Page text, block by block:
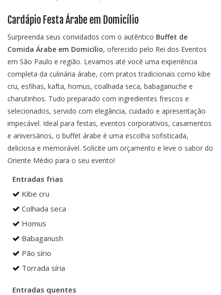
Cardápio Festa Árabe em Domicílio
Surpreenda seus convidados com o autêntico Buffet de
Comida Árabe em Domicílio, oferecido pelo Rei dos Eventos
em São Paulo e região. Levamos até você uma experiência
completa da culinária árabe, com pratos tradicionais como kibe
cru, esfihas, kafta, homus, coalhada seca, babaganuche e
charutinhos. Tudo preparado com ingredientes frescos e
selecionados, servido com elegância, cuidado e apresentação
impecável. Ideal para festas, eventos corporativos, casamentos
e aniversários, o buffet árabe é uma escolha sofisticada,
deliciosa e memorável. Solicite um orçamento e leve o sabor do
Oriente Médio para o seu evento!
Entradas frias
Kibe cru
Colhada seca
Homus
Babaganush
Pão sírio
Torrada síria
Entradas quentes